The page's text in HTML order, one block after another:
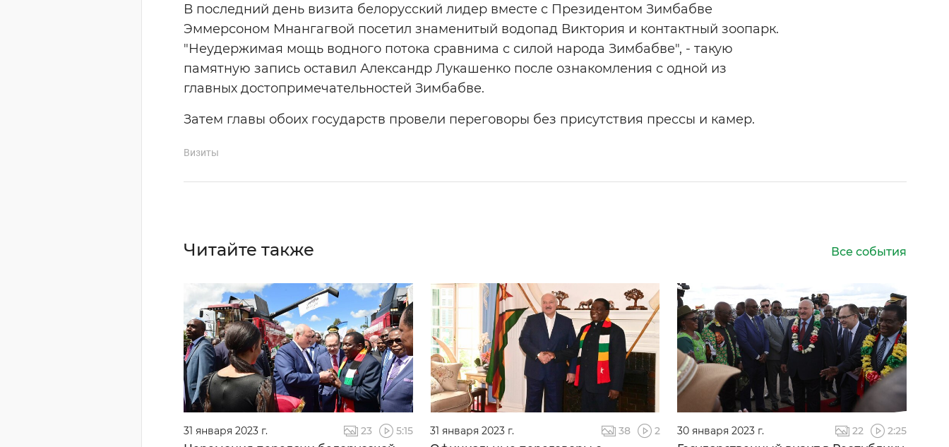
В последний день визита белорусский лидер вместе с Президентом Зимбабве
Эммерсоном Мнангагвой посетил знаменитый водопад Виктория и контактный зоопарк.
"Неудержимая мощь водного потока сравнима с силой народа Зимбабве", - такую
памятную запись оставил Александр Лукашенко после ознакомления с одной из
главных достопримечательностей Зимбабве.
Затем главы обоих государств провели переговоры без присутствия прессы и камер.
Визиты
Читайте также Все события
31 января 2023 г. 23 5:15 31 января 2023 г. 38 2 30 января 2023 г. 22 2:25